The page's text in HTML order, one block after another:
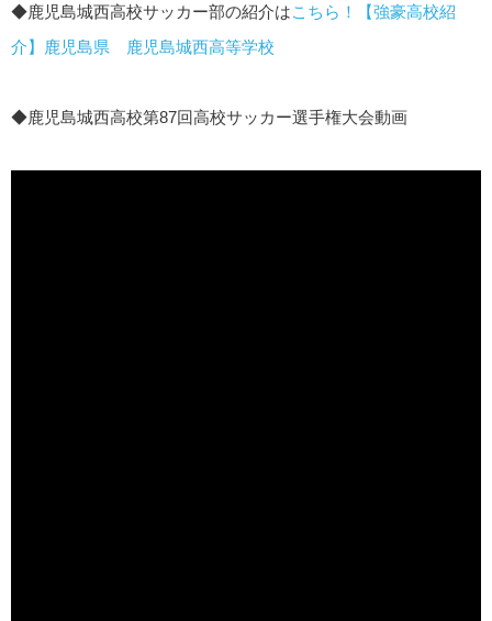
◆鹿児島城西高校サッカー部の紹介はこちら！【強豪高校紹
介】鹿児島県 鹿児島城西高等学校
◆鹿児島城西高校第87回高校サッカー選手権大会動画